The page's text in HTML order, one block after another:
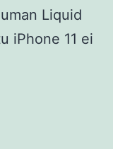
Liquid
iPhone 11 ei